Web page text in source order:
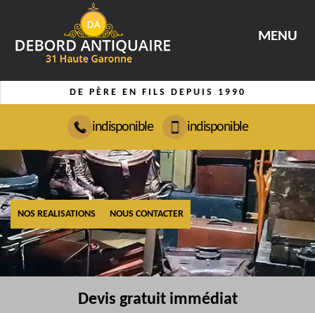
MENU
DE PÈRE EN FILS DEPUIS 1990
indisponible indisponible
NOS REALISATIONS NOUS CONTACTER
Devis gratuit immédiat